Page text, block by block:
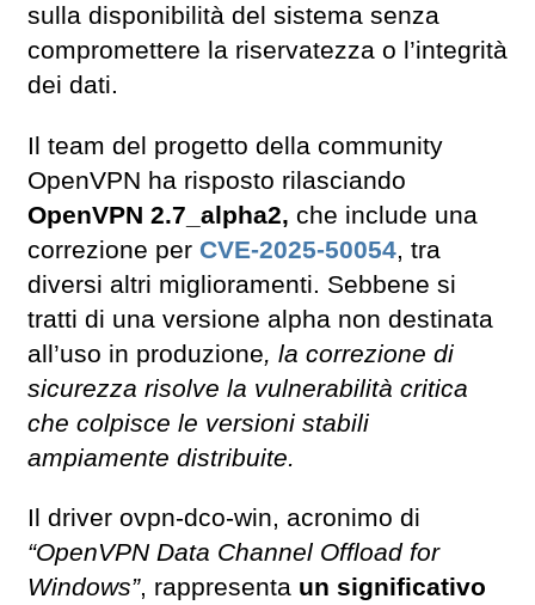
sulla disponibilità del sistema senza
compromettere la riservatezza o l’integrità
dei dati.
Il team del progetto della community
OpenVPN ha risposto rilasciando
OpenVPN 2.7_alpha2, che include una
correzione per CVE-2025-50054, tra
diversi altri miglioramenti. Sebbene si
tratti di una versione alpha non destinata
all’uso in produzione, la correzione di
sicurezza risolve la vulnerabilità critica
che colpisce le versioni stabili
ampiamente distribuite.
Il driver ovpn-dco-win, acronimo di
“OpenVPN Data Channel Offload for
Windows”, rappresenta un significativo